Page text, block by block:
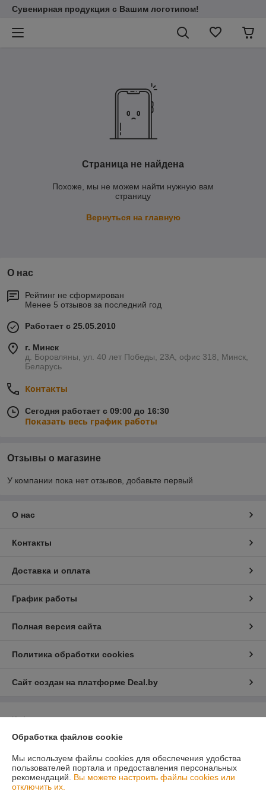
Сувенирная продукция с Вашим логотипом!
Страница не найдена
Похоже, мы не можем найти нужную вам
страницу
Вернуться на главную
О нас
Рейтинг не сформирован
Менее 5 отзывов за последний год
Работает с 25.05.2010
г. Минск
д. Боровляны, ул. 40 лет Победы, 23А, офис 318, Минск,
Беларусь
Контакты
Сегодня работает с 09:00 до 16:30
Показать весь график работы
Отзывы о магазине
У компании пока нет отзывов, добавьте первый
О нас
Контакты
Доставка и оплата
График работы
Полная версия сайта
Политика обработки cookies
Сайт создан на платформе Deal.by
Информация для покупателя
Юридическое лицо:OOO «Эперон»
318
Регистрационный номер ЕГР: 691061560
Обработка файлов cookie
Мы используем файлы cookies для обеспечения удобства
пользователей портала и предоставления персональных
рекомендаций. Вы можете настроить файлы cookies или
отключить их.